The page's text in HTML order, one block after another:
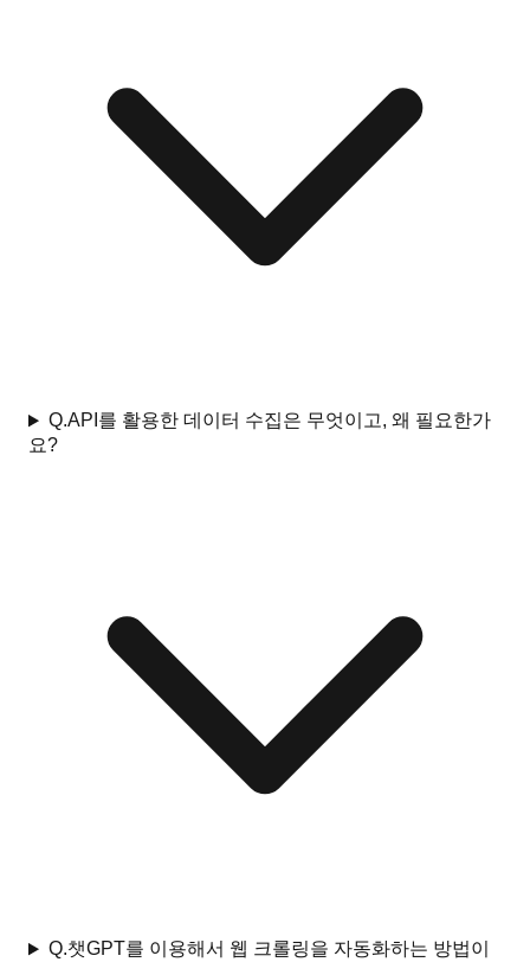
Q.API를 활용한 데이터 수집은 무엇이고, 왜 필요한가
요?
Q.챗GPT를 이용해서 웹 크롤링을 자동화하는 방법이